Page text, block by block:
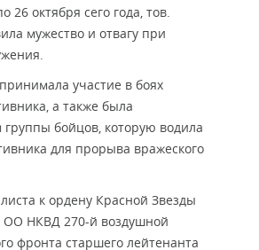
26 октября сего года, тов.
мужество и отвагу при
участие в боях
а также была
группы бойцов, которую водила
для прорыва вражеского
к ордену Красной Звезды
ОО НКВД 270-й воздушной
фронта старшего лейтенанта